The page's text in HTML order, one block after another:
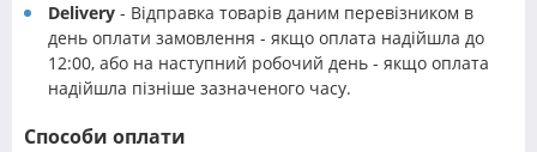
Delivery - Відправка товарів даним перевізником в
день оплати замовлення - якщо оплата надійшла до
12:00, або на наступний робочий день - якщо оплата
надійшла пізніше зазначеного часу.
Способи оплати